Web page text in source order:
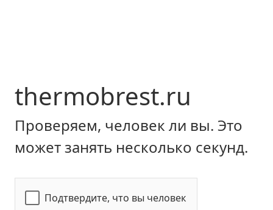
thermobrest.ru
Проверяем, человек ли вы. Это
может занять несколько секунд.
Подтвердите, что вы человек